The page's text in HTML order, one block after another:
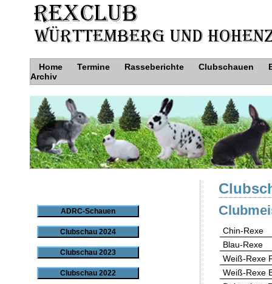
Home Termine Rasseberichte Clubschauen
Archiv
ADRC-Schauen
Clubschau 2024
Clubschau 2023
Clubschau 2022
Chin-Rexe
Blau-Rexe
Weiß-Rexe
Weiß-Rexe